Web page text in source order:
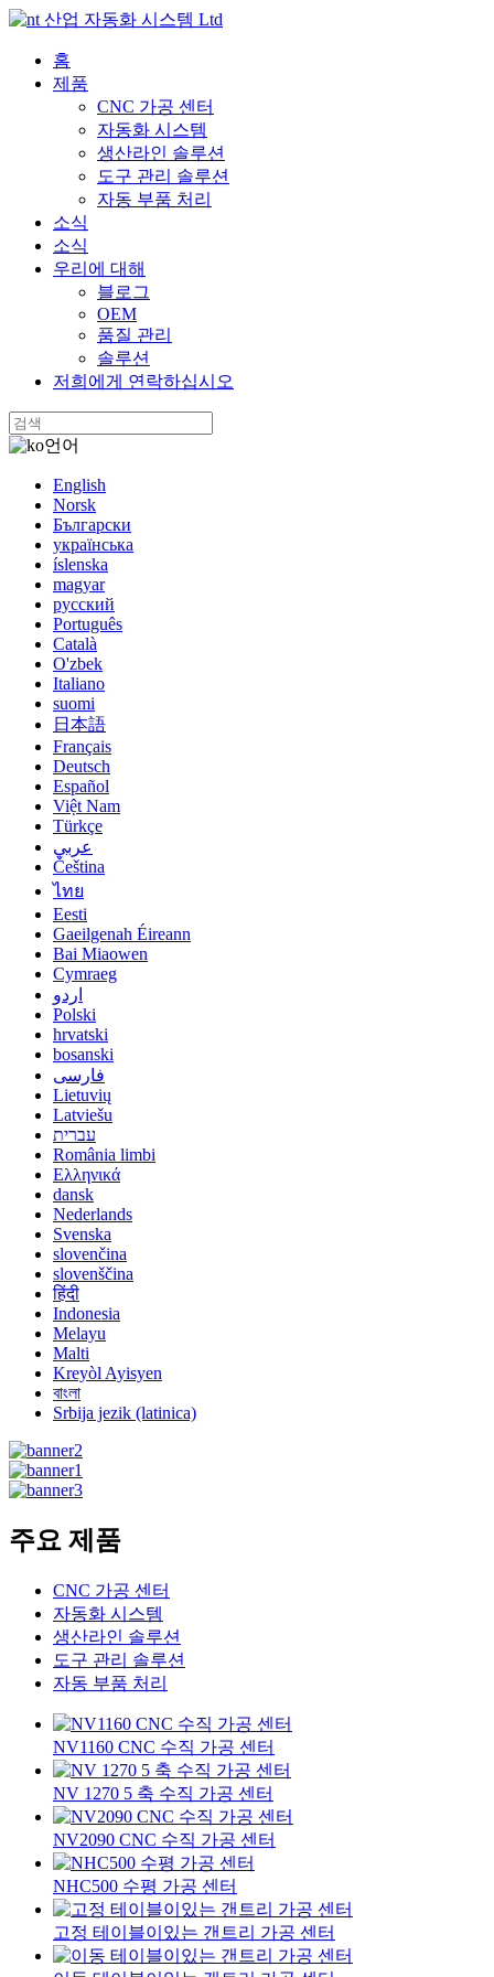
홈
제품
CNC 가공 센터
자동화 시스템
생산라인 솔루션
도구 관리 솔루션
자동 부품 처리
소식
소식
우리에 대해
블로그
OEM
품질 관리
솔루션
저희에게 연락하십시오
언어
English
Norsk
Български
українська
íslenska
magyar
русский
Português
Català
O'zbek
Italiano
suomi
日本語
Français
Deutsch
Español
Việt Nam
Türkçe
عربي
Čeština
ไทย
Eesti
Gaeilgenah Éireann
Bai Miaowen
Cymraeg
اردو
Polski
hrvatski
bosanski
فارسی
Lietuvių
Latviešu
עברית
România limbi
Ελληνικά
dansk
Nederlands
Svenska
slovenčina
slovenščina
हिंदी
Indonesia
Melayu
Malti
Kreyòl Ayisyen
বাংলা
Srbija jezik (latinica)
주요 제품
CNC 가공 센터
자동화 시스템
생산라인 솔루션
도구 관리 솔루션
자동 부품 처리
NV1160 CNC 수직 가공 센터
NV 1270 5 축 수직 가공 센터
NV2090 CNC 수직 가공 센터
NHC500 수평 가공 센터
고정 테이블이있는 갠트리 가공 센터